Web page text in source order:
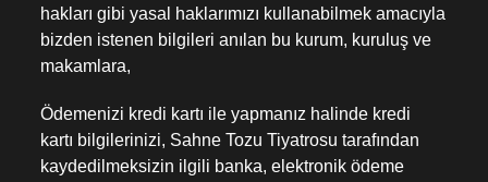
hakları gibi yasal haklarımızı kullanabilmek amacıyla
bizden istenen bilgileri anılan bu kurum, kuruluş ve
makamlara,
Ödemenizi kredi kartı ile yapmanız halinde kredi
kartı bilgilerinizi, Sahne Tozu Tiyatrosu tarafından
kaydedilmeksizin ilgili banka, elektronik ödeme